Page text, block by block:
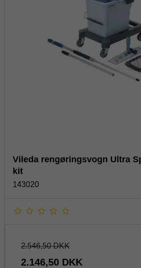
Vileda rengøringsvogn Ultra
kit
143020
2.546,50 DKK
2.146,50 DKK